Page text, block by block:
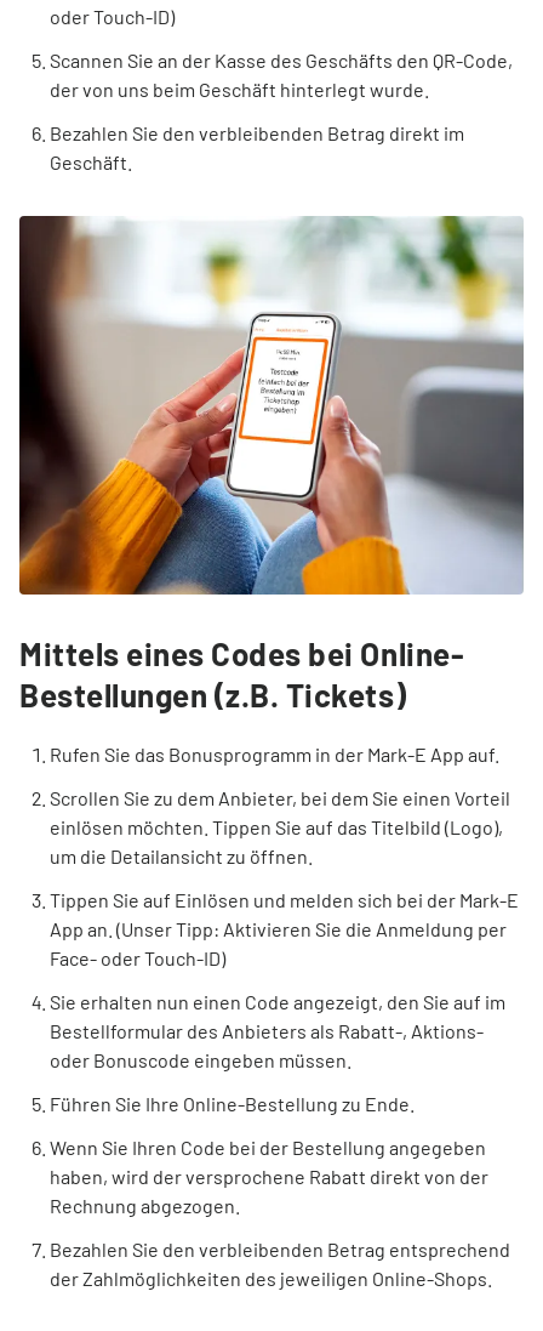
oder Touch-ID)
Scannen Sie an der Kasse des Geschäfts den QR-Code,
der von uns beim Geschäft hinterlegt wurde.
Bezahlen Sie den verbleibenden Betrag direkt im
Geschäft.
Mittels eines Codes bei Online-
Bestellungen (z.B. Tickets)
Rufen Sie das Bonusprogramm in der Mark-E App auf.
Scrollen Sie zu dem Anbieter, bei dem Sie einen Vorteil
einlösen möchten. Tippen Sie auf das Titelbild (Logo),
um die Detailansicht zu öffnen.
Tippen Sie auf Einlösen und melden sich bei der Mark-E
App an. (Unser Tipp: Aktivieren Sie die Anmeldung per
Face- oder Touch-ID)
Sie erhalten nun einen Code angezeigt, den Sie auf im
Bestellformular des Anbieters als Rabatt-, Aktions-
oder Bonuscode eingeben müssen.
Führen Sie Ihre Online-Bestellung zu Ende.
Wenn Sie Ihren Code bei der Bestellung angegeben
haben, wird der versprochene Rabatt direkt von der
Rechnung abgezogen.
Bezahlen Sie den verbleibenden Betrag entsprechend
der Zahlmöglichkeiten des jeweiligen Online-Shops.